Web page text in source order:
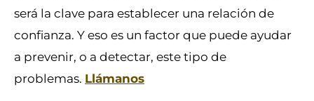
será la clave para establecer una relación de
confianza. Y eso es un factor que puede ayudar
a prevenir, o a detectar, este tipo de
problemas. Llámanos